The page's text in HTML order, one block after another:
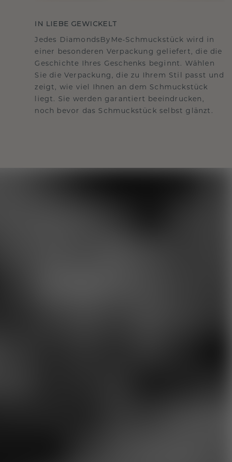
IN LIEBE GEWICKELT
Jedes DiamondsByMe-Schmuckstück wird in
einer besonderen Verpackung geliefert, die die
Geschichte Ihres Geschenks beginnt. Wählen
Sie die Verpackung, die zu Ihrem Stil passt und
zeigt, wie viel Ihnen an dem Schmuckstück
liegt. Sie werden garantiert beeindrucken,
noch bevor das Schmuckstück selbst glänzt.